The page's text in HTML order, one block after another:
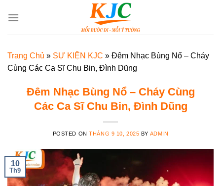
Trang Chủ » SỰ KIỆN KJC » Đêm Nhạc Bùng Nổ – Cháy
Cùng Các Ca Sĩ Chu Bin, Đình Dũng
Đêm Nhạc Bùng Nổ – Cháy Cùng
Các Ca Sĩ Chu Bin, Đình Dũng
POSTED ONTHÁNG 9 10, 2025 BY ADMIN
10
Th9